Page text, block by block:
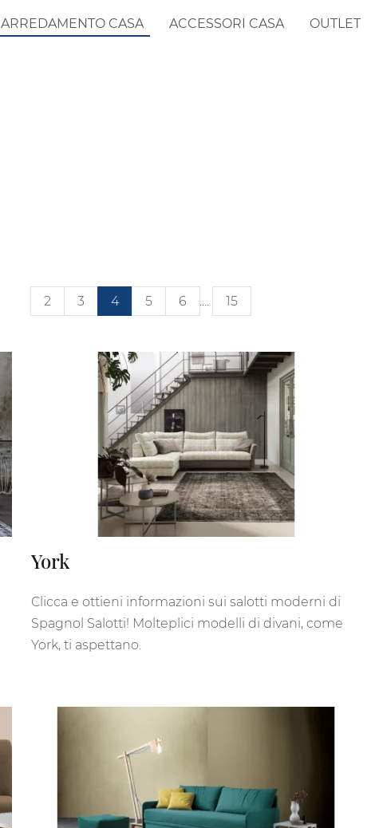
ARREDAMENTO CASA ACCESSORI CASA OUTLET
2 3 4 5 6 15
York
Clicca e ottieni informazioni sui salotti moderni di
Spagnol Salotti! Molteplici modelli di divani, come
York, ti aspettano.